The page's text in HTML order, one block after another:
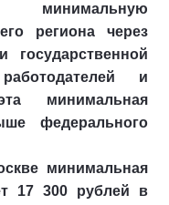
минимальную
региона через
государственной
и
минимальная
федерального
минимальная
17 300 рублей в